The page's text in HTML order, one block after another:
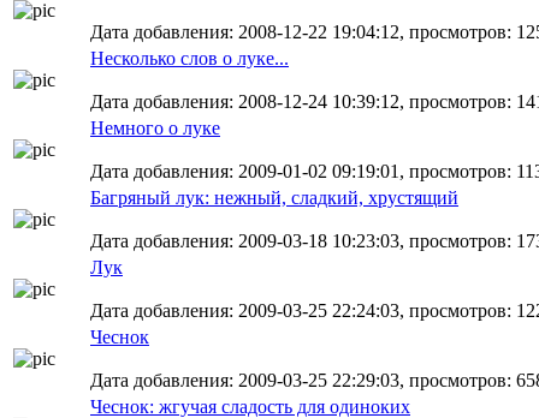
Дата добавления: 2008-12-22 19:04:12, просмотров:
Несколько слов о луке...
Дата добавления: 2008-12-24 10:39:12, просмотров:
Немного о луке
Дата добавления: 2009-01-02 09:19:01, просмотров:
Багряный лук: нежный, сладкий, хрустящий
Дата добавления: 2009-03-18 10:23:03, просмотров:
Лук
Дата добавления: 2009-03-25 22:24:03, просмотров:
Чеснок
Дата добавления: 2009-03-25 22:29:03, просмотров:
Чеснок: жгучая сладость для одиноких